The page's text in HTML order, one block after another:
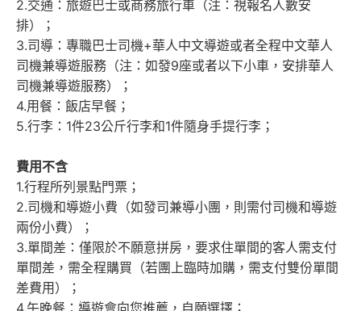
2.交通：旅遊巴士或商務旅行車（注：視報名人數安
排）；
3.司導：專職巴士司機+華人中文導遊或者全程中文華人
司機兼導遊服務（注：如發9座或者以下小車，安排華人
司機兼導遊服務）；
4.用餐：飯店早餐；
5.行李：1件23公斤行李和1件隨身手提行李；
費用不含
1.行程所列景點門票；
2.司機和導遊小費（如發司兼導小團，則需付司機和導遊
兩份小費）；
3.單間差：僅限於不願意拼房，要求住單間的客人需支付
單間差，需全程購買（若團上臨時加購，需支付雙份單間
差費用）；